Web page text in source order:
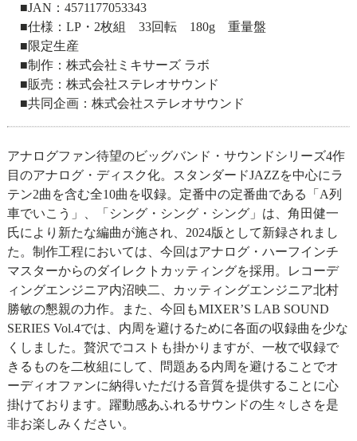
■JAN：4571177053343
■仕様：LP・2枚組 33回転 180g 重量盤
■限定生産
■制作：株式会社ミキサーズ ラボ
■販売：株式会社ステレオサウンド
■共同企画：株式会社ステレオサウンド
アナログファン待望のビッグバンド・サウンドシリーズ4作
目のアナログ・ディスク化。スタンダードJAZZを中心にラ
テン2曲を含む全10曲を収録。定番中の定番曲である「A列
車でいこう」、「シング・シング・シング」は、角田健一
氏により新たな編曲が施され、2024版として新録されまし
た。制作工程においては、今回はアナログ・ハーフインチ
マスターからのダイレクトカッティングを採用。レコーデ
ィングエンジニア内沼映二、カッティングエンジニア北村
勝敏の懇親の力作。また、今回もMIXER’S LAB SOUND
SERIES Vol.4では、内周を避けるために各面の収録曲を少な
くしました。贅沢でコストも掛かりますが、一枚で収録で
きるものを二枚組にして、問題ある内周を避けることでオ
ーディオファンに納得いただける音質を提供することに心
掛けております。躍動感あふれるサウンドの生々しさを是
非お楽しみください。